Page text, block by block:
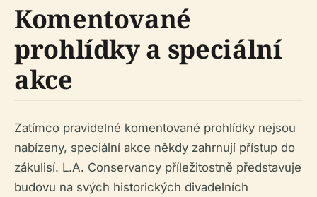
Komentované
prohlídky a speciální
akce
Zatímco pravidelné komentované prohlídky nejsou
nabízeny, speciální akce někdy zahrnují přístup do
zákulisí. L.A. Conservancy příležitostně představuje
budovu na svých historických divadelních